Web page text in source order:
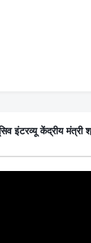
इंटरव्यू केंद्रीय मंत्री